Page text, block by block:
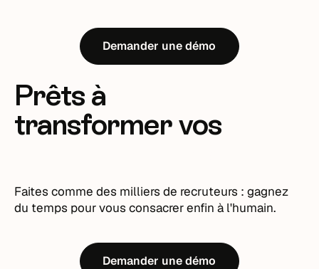
Demander une démo
Prêts à
transformer vos
Faites comme des milliers de recruteurs : gagnez
du temps pour vous consacrer enfin à l'humain.
Demander une démo